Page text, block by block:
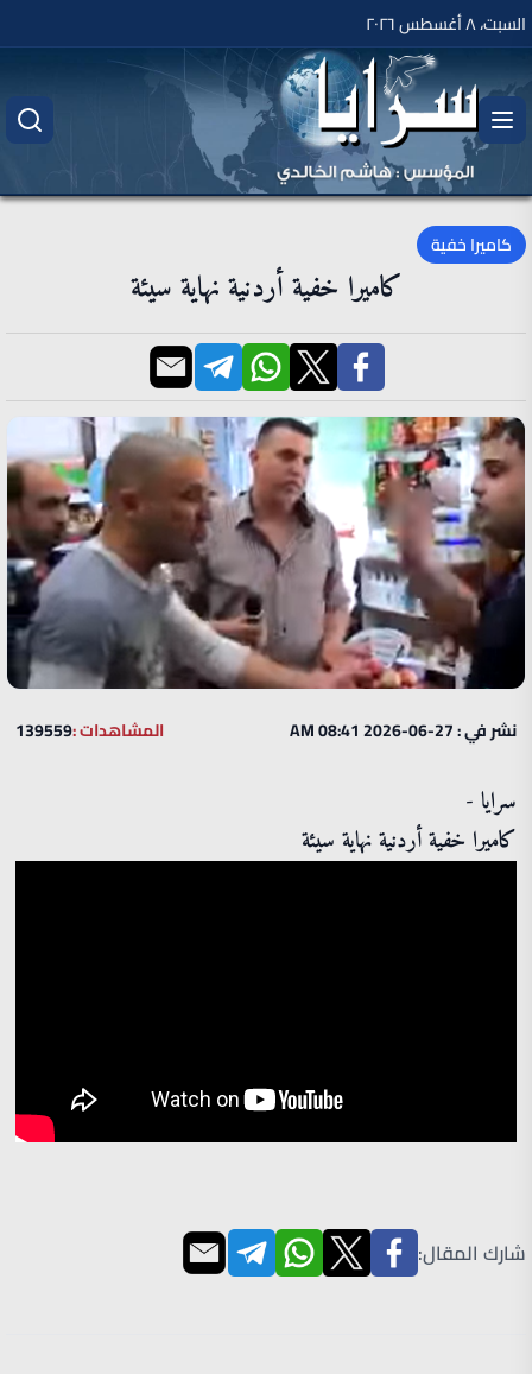
السبت، ٨ أغسطس ٢٠٢٦
كاميرا خفية
كاميرا خفية أردنية نهاية سيئة
نشر في : 27-06-2026 08:41 AM المشاهدات :139559
سرايا -
كاميرا خفية أردنية نهاية سيئة
شارك المقال: